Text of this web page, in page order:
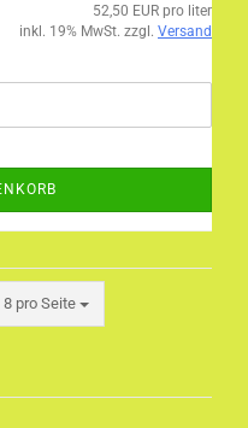
52,50 EUR pro liter
inkl. 19% MwSt. zzgl. Versand
8 pro Seite
pro Seite